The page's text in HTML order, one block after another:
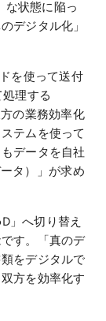
な状態に陥っ
デジタル化」
を使って送付
理する
の業務効率化
テムを使って
データを自社
タ）」が求め
」へ切り替え
す。「真のデ
をデジタルで
方を効率化す